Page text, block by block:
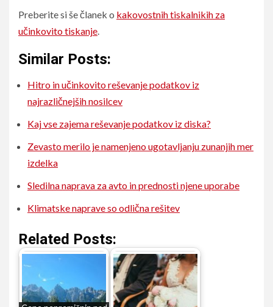
Preberite si še članek o kakovostnih tiskalnikih za
učinkovito tiskanje.
Similar Posts:
Hitro in učinkovito reševanje podatkov iz
najrazličnejših nosilcev
Kaj vse zajema reševanje podatkov iz diska?
Zevasto merilo je namenjeno ugotavljanju zunanjih mer
izdelka
Sledilna naprava za avto in prednosti njene uporabe
Klimatske naprave so odlična rešitev
Related Posts: